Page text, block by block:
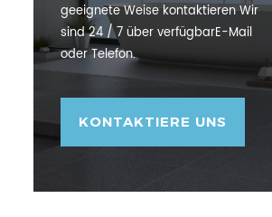
geeignete Weise kontaktieren Wir
sind 24 / 7 über verfügbarE-Mail
oder Telefon.
KONTAKTIERE UNS